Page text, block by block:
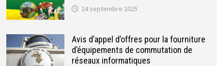
24 septembre 2025
Avis d’appel d’offres pour la fourniture
d’équipements de commutation de
réseaux informatiques